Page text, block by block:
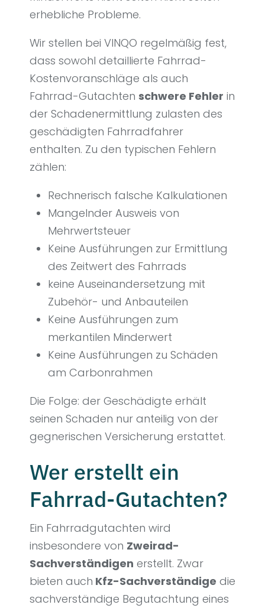
erhebliche Probleme.
Wir stellen bei VINQO regelmäßig fest,
dass sowohl detaillierte Fahrrad-
Kostenvoranschläge als auch
Fahrrad-Gutachten schwere Fehler in
der Schadenermittlung zulasten des
geschädigten Fahrradfahrer
enthalten. Zu den typischen Fehlern
zählen:
Rechnerisch falsche Kalkulationen
Mangelnder Ausweis von
Mehrwertsteuer
Keine Ausführungen zur Ermittlung
des Zeitwert des Fahrrads
keine Auseinandersetzung mit
Zubehör- und Anbauteilen
Keine Ausführungen zum
merkantilen Minderwert
Keine Ausführungen zu Schäden
am Carbonrahmen
Die Folge: der Geschädigte erhält
seinen Schaden nur anteilig von der
gegnerischen Versicherung erstattet.
Wer erstellt ein
Fahrrad-Gutachten?
Ein Fahrradgutachten wird
insbesondere von Zweirad-
Sachverständigen erstellt. Zwar
bieten auch Kfz-Sachverständige die
sachverständige Begutachtung eines